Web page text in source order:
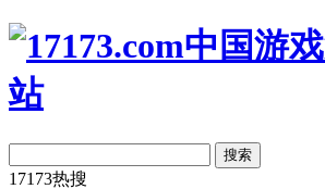
搜索
17173热搜